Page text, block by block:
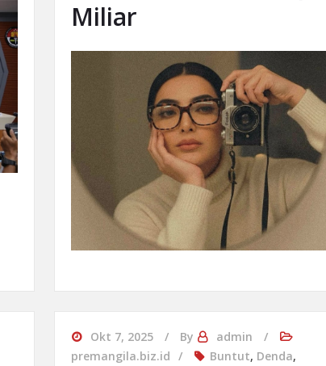
Miliar
Okt 7, 2025 By
admin
premangila.biz.id
Buntut, Denda,